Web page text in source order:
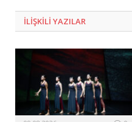
ILIŞKILI YAZILAR